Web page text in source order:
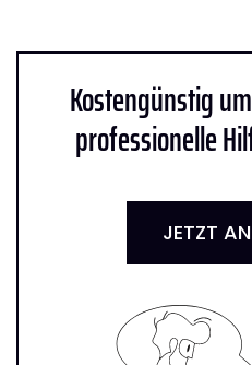
Kostengünstig
professionelle
JETZT